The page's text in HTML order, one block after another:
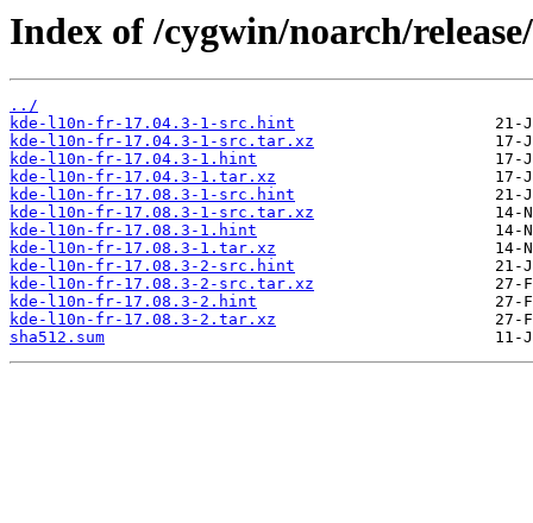
Index of /cygwin/noarch/
../
kde-l10n-fr-17.04.3-1-src.hint
kde-l10n-fr-17.04.3-1-src.tar.xz
kde-l10n-fr-17.04.3-1.hint
kde-l10n-fr-17.04.3-1.tar.xz
kde-l10n-fr-17.08.3-1-src.hint
kde-l10n-fr-17.08.3-1-src.tar.xz
kde-l10n-fr-17.08.3-1.hint
kde-l10n-fr-17.08.3-1.tar.xz
kde-l10n-fr-17.08.3-2-src.hint
kde-l10n-fr-17.08.3-2-src.tar.xz
kde-l10n-fr-17.08.3-2.hint
kde-l10n-fr-17.08.3-2.tar.xz
sha512.sum